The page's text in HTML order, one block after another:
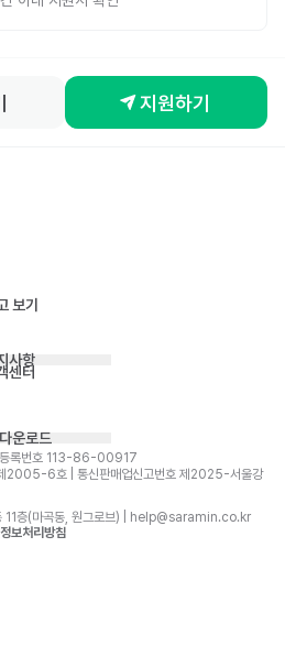
지원하기
보기
사항
센터
운로드
등록번호 113-86-00917
제2005-6호 | 통신판매업신고번호 제2025-서울강
11층(마곡동, 원그로브) | help@saramin.co.kr
보처리방침